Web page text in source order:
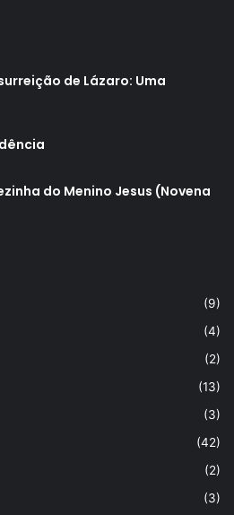
de Lázaro: Uma
do Menino Jesus (Novena
(9)
(4)
(2)
(13)
(3)
(42)
(2)
(3)